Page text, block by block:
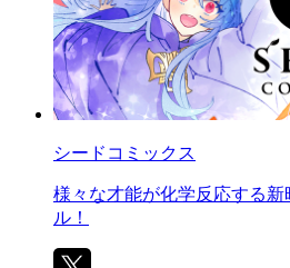
シードコミックス
様々な才能が化学反応する
ル！